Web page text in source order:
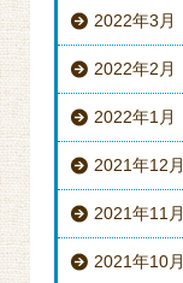
2022年3月
2022年2月
2022年1月
2021年12月
2021年11月
2021年10月